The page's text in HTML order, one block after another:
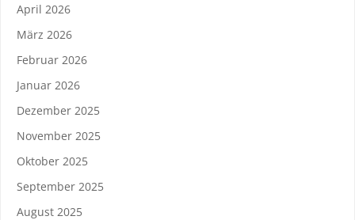
April 2026
März 2026
Februar 2026
Januar 2026
Dezember 2025
November 2025
Oktober 2025
September 2025
August 2025